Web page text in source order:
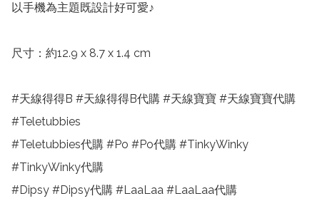
以手機為主題既設計好可愛♪
尺寸：約12.9 x 8.7 x 1.4 cm
#天線得得B #天線得得B代購 #天線寶寶 #天線寶寶代購
#Teletubbies
#Teletubbies代購 #Po #Po代購 #TinkyWinky
#TinkyWinky代購
#Dipsy #Dipsy代購 #LaaLaa #LaaLaa代購